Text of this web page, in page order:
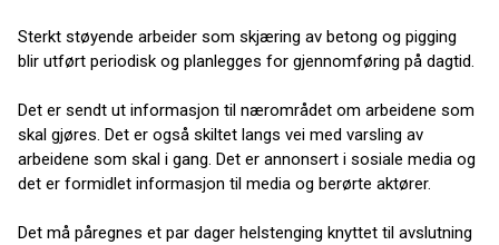
Sterkt støyende arbeider som skjæring av betong og pigging
blir utført periodisk og planlegges for gjennomføring på dagtid.
Det er sendt ut informasjon til nærområdet om arbeidene som
skal gjøres. Det er også skiltet langs vei med varsling av
arbeidene som skal i gang. Det er annonsert i sosiale media og
det er formidlet informasjon til media og berørte aktører.
Det må påregnes et par dager helstenging knyttet til avslutning